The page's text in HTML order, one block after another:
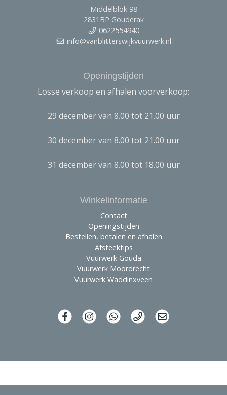
Middelblok 98
2831BP Gouderak
0622554940
info@vanblitterswijkvuurwerk.nl
Openingstijden
Losse verkoop en afhalen voorverkoop:
29 december van 8.00 tot 21.00 uur
30 december van 8.00 tot 21.00 uur
31 december van 8.00 tot 18.00 uur
Winkelinformatie
Contact
Openingstijden
Bestellen, betalen en afhalen
Afsteektips
Vuurwerk Gouda
Vuurwerk Moordrecht
Vuurwerk Waddinxveen